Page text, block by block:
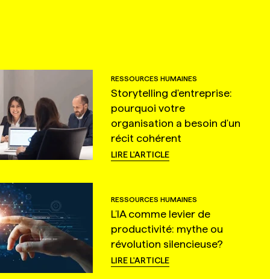
RESSOURCES HUMAINES
Storytelling d'entreprise:
pourquoi votre
organisation a besoin d'un
récit cohérent
LIRE L'ARTICLE
RESSOURCES HUMAINES
L’IA comme levier de
productivité: mythe ou
révolution silencieuse?
LIRE L'ARTICLE